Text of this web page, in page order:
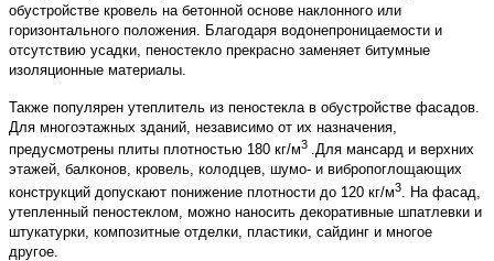
обустройстве кровель на бетонной основе наклонного или
горизонтального положения. Благодаря водонепроницаемости и
отсутствию усадки, пеностекло прекрасно заменяет битумные
изоляционные материалы.
Также популярен утеплитель из пеностекла в обустройстве фасадов.
Для многоэтажных зданий, независимо от их назначения,
предусмотрены плиты плотностью 180 кг/м3 .Для мансард и верхних
этажей, балконов, кровель, колодцев, шумо- и вибропоглощающих
конструкций допускают понижение плотности до 120 кг/м3
. На фасад,
утепленный пеностеклом, можно наносить декоративные шпатлевки и
штукатурки, композитные отделки, пластики, сайдинг и многое
другое.